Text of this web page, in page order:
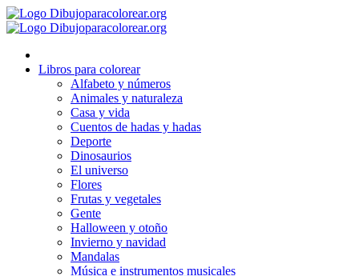
Ir
al
Libros para colorear
Alfabeto y números
Animales y naturaleza
Casa y vida
Cuentos de hadas y hadas
Deporte
Dinosaurios
El universo
Flores
Frutas y vegetales
Gente
Halloween y otoño
Invierno y navidad
Mandalas
Música e instrumentos musicales